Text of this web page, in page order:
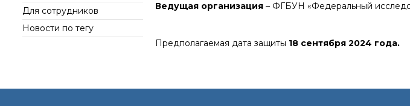
Крупный научный
проект
направлениям НТР РФ
Для сотрудников
Новости по тегу
Ведущая организация – ФГБУН «Федеральный
Предполагаемая дата защиты 18 сентября 2024 года.